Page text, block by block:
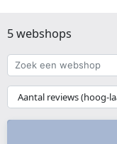
5 webshops
Zoek
een
webshop
{{
__('Sort')
}}